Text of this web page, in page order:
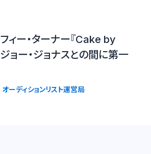
ィー・ターナー『Cake by
ョー・ジョナスとの間に第一
オーディションリスト運営局